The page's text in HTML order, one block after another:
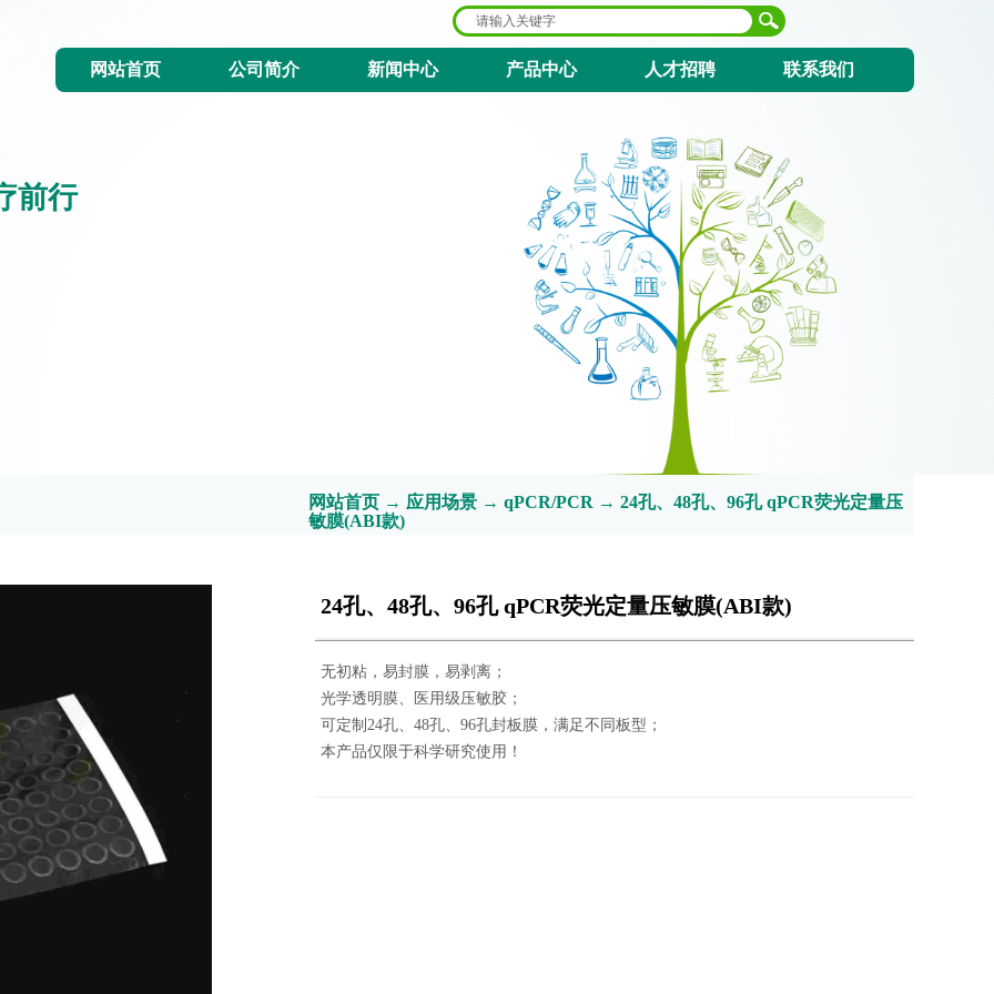
网站首页 公司简介 新闻中心 产品中心 人才招聘 联系我们
前行
网站首页 → 应用场景 → qPCR/PCR → 24孔、48孔、96孔 qPCR荧光定量压
敏膜(ABI款)
24孔、48孔、96孔 qPCR荧光定量压敏膜(ABI款)
无初粘，易封膜，易剥离；
光学透明膜、医用级压敏胶；
可定制24孔、48孔、96孔封板膜，满足不同板型；
本产品仅限于科学研究使用！